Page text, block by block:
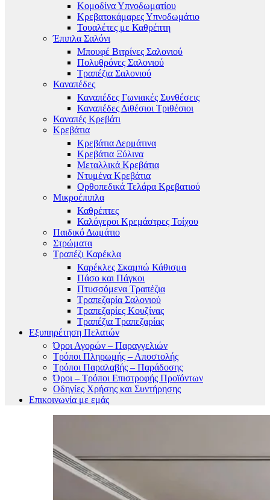
Κομοδίνα Υπνοδωματίου
Κρεβατοκάμαρες Υπνοδωμάτιο
Τουαλέτες με Καθρέπτη
Έπιπλα Σαλόνι
Μπουφέ Βιτρίνες Σαλονιού
Πολυθρόνες Σαλονιού
Τραπέζια Σαλονιού
Καναπέδες
Καναπέδες Γωνιακές Συνθέσεις
Καναπέδες Διθέσιοι Τριθέσιοι
Καναπές Κρεβάτι
Κρεβάτια
Κρεβάτια Δερμάτινα
Κρεβάτια Ξύλινα
Μεταλλικά Κρεβάτια
Ντυμένα Κρεβάτια
Ορθοπεδικά Τελάρα Κρεβατιού
Μικροέπιπλα
Καθρέπτες
Καλόγεροι Κρεμάστρες Τοίχου
Παιδικό Δωμάτιο
Στρώματα
Τραπέζι Καρέκλα
Καρέκλες Σκαμπώ Κάθισμα
Πάσο και Πάγκοι
Πτυσσόμενα Τραπέζια
Τραπεζαρία Σαλονιού
Τραπεζαρίες Κουζίνας
Τραπέζια Τραπεζαρίας
Εξυπηρέτηση Πελατών
Όροι Αγορών – Παραγγελιών
Τρόποι Πληρωμής – Αποστολής
Τρόποι Παραλαβής – Παράδοσης
Όροι – Τρόποι Επιστροφής Προϊόντων
Οδηγίες Χρήσης και Συντήρησης
Επικοινωνία με εμάς